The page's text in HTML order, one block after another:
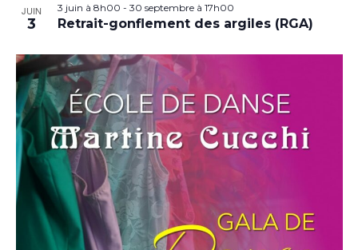
JUIN
3
3 juin à 8h00 - 30 septembre à 17h00
Retrait-gonflement des argiles (RGA)